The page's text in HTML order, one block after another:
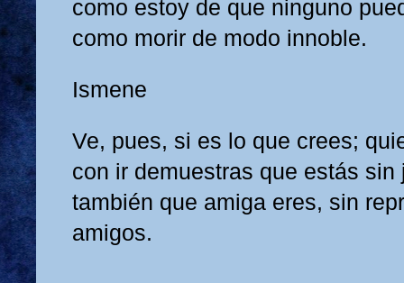
como estoy de que ninguno
como morir de modo innoble.
Ismene
Ve, pues, si es lo que crees;
con ir demuestras que estás sin
también que amiga eres, sin
amigos.